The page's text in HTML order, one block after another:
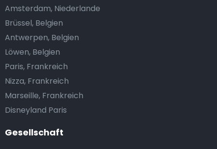
Gesellschaft
Amsterdam, Niederlande
Brüssel, Belgien
Antwerpen, Belgien
Löwen, Belgien
Paris, Frankreich
Nizza, Frankreich
Marseille, Frankreich
Disneyland Paris